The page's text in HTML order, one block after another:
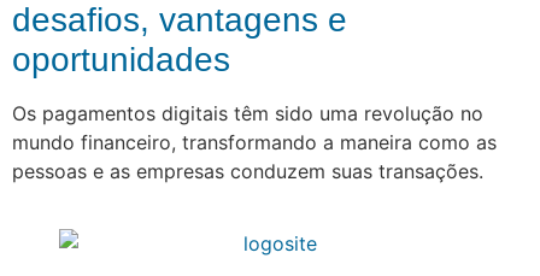
desafios, vantagens e
oportunidades
Os pagamentos digitais têm sido uma revolução no
mundo financeiro, transformando a maneira como as
pessoas e as empresas conduzem suas transações.